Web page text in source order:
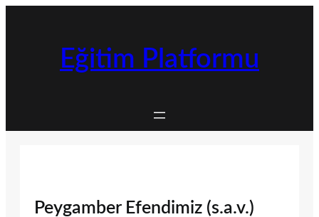
Eğitim Platformu
Peygamber Efendimiz (s.a.v.)